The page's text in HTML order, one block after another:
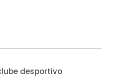
desportivo